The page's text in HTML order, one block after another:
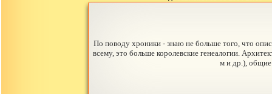
По поводу хроники - знаю не больше того, что
всему, это больше королевские генеалогии.
м и др.),